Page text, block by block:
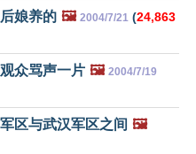
娘养的 🖼️ 2004/7/21 (24,863
众骂声一片 🖼️ 2004/7/19
区与武汉军区之间 🖼️